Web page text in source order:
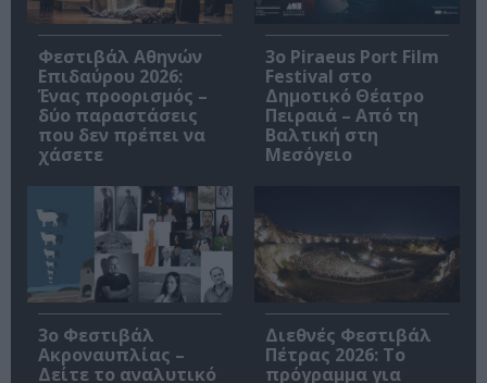
Φεστιβάλ Αθηνών
Επιδαύρου 2026:
Ένας προορισμός –
δύο παραστάσεις
που δεν πρέπει να
χάσετε
3o Piraeus Port Film
Festival στο
Δημοτικό Θέατρο
Πειραιά – Από τη
Βαλτική στη
Μεσόγειο
3ο Φεστιβάλ
Ακροναυπλίας –
Δείτε το αναλυτικό
Διεθνές Φεστιβάλ
Πέτρας 2026: Το
πρόγραμμα για